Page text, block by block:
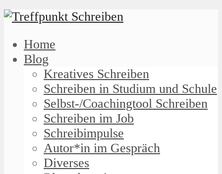
Home
Blog
Kreatives Schreiben
Schreiben in Studium und Schule
Selbst-/Coachingtool Schreiben
Schreiben im Job
Schreibimpulse
Autor*in im Gespräch
Diverses